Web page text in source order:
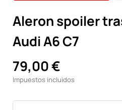
Aleron spoiler
Audi A6 C7
79,00 €
Impuestos incluidos